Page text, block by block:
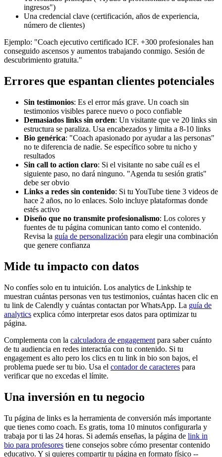
ingresos")
Una credencial clave (certificación, años de experiencia,
número de clientes)
Ejemplo: "Coach ejecutivo certificado ICF. +300 profesionales han
conseguido ascensos y aumentos trabajando conmigo. Sesión de
descubrimiento gratuita."
Errores que espantan clientes potenciales
Sin testimonios: Es el error más grave. Un coach sin
testimonios visibles parece nuevo o poco confiable
Demasiados links sin orden: Un visitante que ve 20 links sin
estructura se paraliza. Usa encabezados y limita a 8-10 links
Bio genérica: "Coach apasionado por ayudar a las personas"
no te diferencia de nadie. Se específico sobre tu nicho y
resultados
Sin call to action claro: Si el visitante no sabe cuál es el
siguiente paso, no dará ninguno. "Agenda tu sesión gratis"
debe ser obvio
Links a redes sin contenido: Si tu YouTube tiene 3 videos de
hace 2 años, no lo enlaces. Solo incluye plataformas donde
estés activo
Diseño que no transmite profesionalismo: Los colores y
fuentes de tu página comunican tanto como el contenido.
Revisa la guía de personalización para elegir una combinación
que genere confianza
Mide tu impacto con datos
No confíes solo en tu intuición. Los analytics de Linkship te
muestran cuántas personas ven tus testimonios, cuántas hacen clic en
tu link de Calendly y cuántas contactan por WhatsApp. La guía de
analytics explica cómo interpretar esos datos para optimizar tu
página.
Complementa con la calculadora de engagement para saber cuánto
de tu audiencia en redes interactúa con tu contenido. Si tu
engagement es alto pero los clics en tu link in bio son bajos, el
problema puede ser tu bio. Usa el contador de caracteres para
verificar que no excedas el límite.
Una inversión en tu negocio
Tu página de links es la herramienta de conversión más importante
que tienes como coach. Es gratis, toma 10 minutos configurarla y
trabaja por ti las 24 horas. Si además enseñas, la página de link in
bio para profesores tiene consejos sobre cómo presentar contenido
educativo. Y si quieres compartir tu página en formato físico --